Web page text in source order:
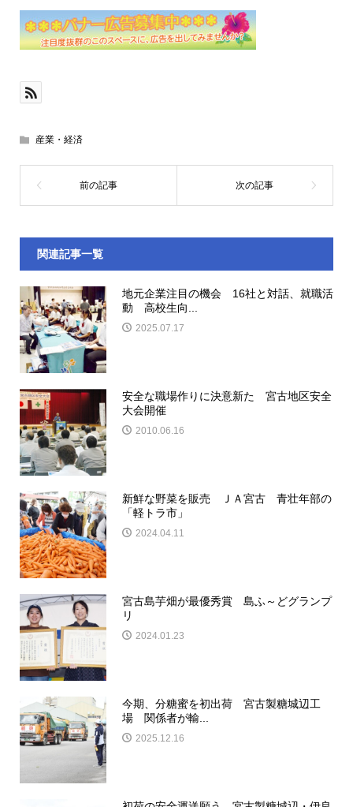
産業・経済
関連記事一覧
地元企業注目の機会 16社と対話、就職活
動 高校生向...
2025.07.17
安全な職場作りに決意新た 宮古地区安全
大会開催
2010.06.16
新鮮な野菜を販売 ＪＡ宮古 青壮年部の
「軽トラ市」
2024.04.11
宮古島芋畑が最優秀賞 島ふ～どグランプ
リ
2024.01.23
今期、分糖蜜を初出荷 宮古製糖城辺工
場 関係者が輸...
2025.12.16